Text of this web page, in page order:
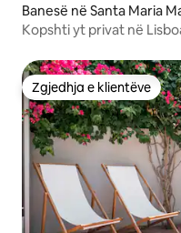
Banesë në Santa Maria
Kopshti yt privat në
Zgjedhja e klientëve
Zgjedhja e klientëve